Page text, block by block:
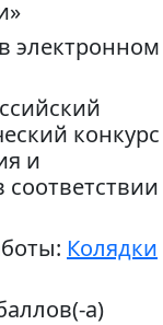
электронном
конкурс
и
Колядки
а)